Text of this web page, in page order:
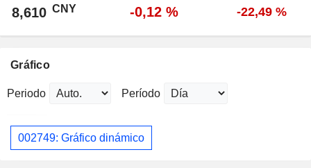
8,610 CNY -0,12 % -22,49 %
Gráfico
Periodo Período
002749: Gráfico dinámico